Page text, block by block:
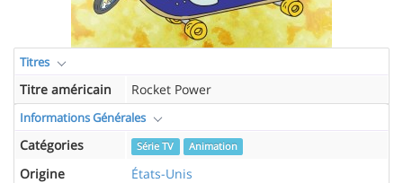
Titres
Titre américain Rocket Power
Informations Générales
Catégories Série TV Animation
Origine
États-Unis